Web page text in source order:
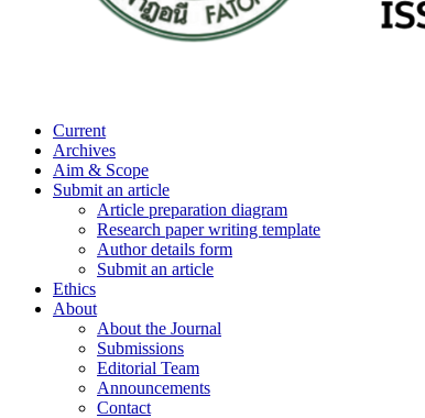
Current
Archives
Aim & Scope
Submit an article
Article preparation diagram
Research paper writing template
Author details form
Submit an article
Ethics
About
About the Journal
Submissions
Editorial Team
Announcements
Contact